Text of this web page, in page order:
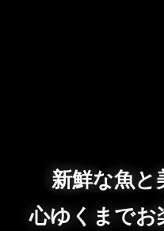
新鮮な魚と
心ゆくまでお